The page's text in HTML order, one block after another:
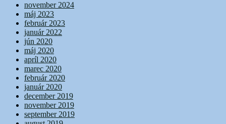
november 2024
máj 2023
február 2023
január 2022
jún 2020
máj 2020
apríl 2020
marec 2020
február 2020
január 2020
december 2019
november 2019
september 2019